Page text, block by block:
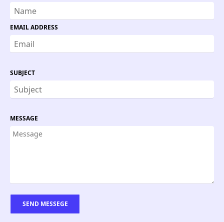
EMAIL ADDRESS
SUBJECT
MESSAGE
SEND MESSEGE